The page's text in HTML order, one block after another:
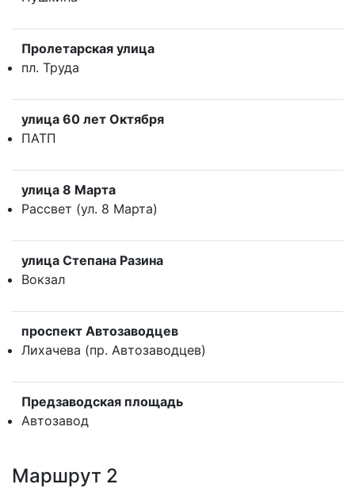
Пролетарская улица
пл. Труда
улица 60 лет Октября
ПАТП
улица 8 Марта
Рассвет (ул. 8 Марта)
улица Степана Разина
Вокзал
проспект Автозаводцев
Лихачева (пр. Автозаводцев)
Предзаводская площадь
Автозавод
Маршрут 2